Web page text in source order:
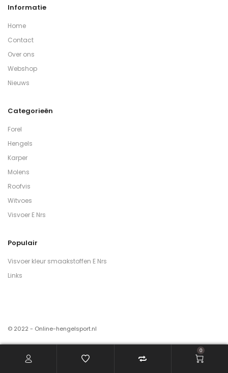
Informatie
Home
Contact
Over ons
Webshop
Nieuws
Categorieën
Forel
Hengels
Karper
Molens
Roofvis
Witvoes
Visvoer E Nrs
Populair
Visvoer kleur smaakstoffen E Nrs
Links
© 2022 - Online-hengelsport.nl
0